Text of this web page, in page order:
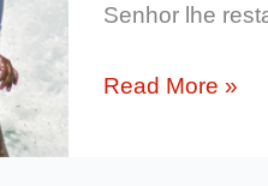
Senhor lhe
Ensinamento
Read More »